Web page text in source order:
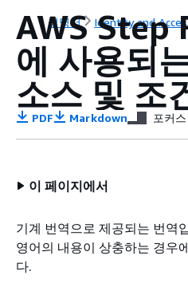
설명서 Identity and
AWS Step
에 사용되
소스 및 조
PDF Markdown 포커
이 페이지에서
기계 번역으로 제공되는 번역
영어의 내용이 상충하는 경우
다.